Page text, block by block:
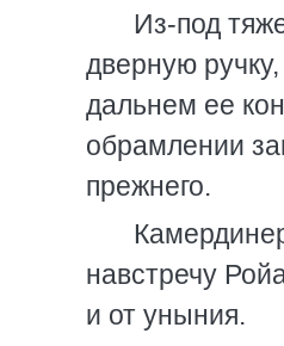
Из-под
дверную
дальнем ее
обрамлении
прежнего.
навстречу
и от уныния.